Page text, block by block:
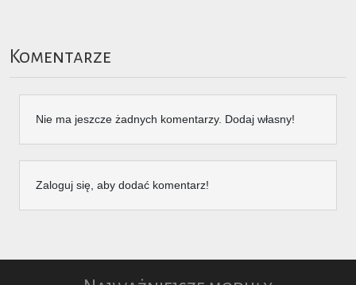
Komentarze
Nie ma jeszcze żadnych komentarzy. Dodaj własny!
Zaloguj się, aby dodać komentarz!